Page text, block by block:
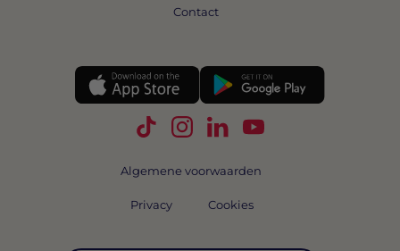
Contact
Volg Swipe4Work op TikTok
Volg Swipe4Work op
Volg Swipe4Work op
Volg Swipe4Work
Algemene voorwaarden
Privacy Cookies